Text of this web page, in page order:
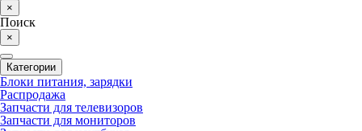
×
Поиск
×
Категории
Блоки питания, зарядки
Распродажа
Запчасти для телевизоров
Запчасти для мониторов